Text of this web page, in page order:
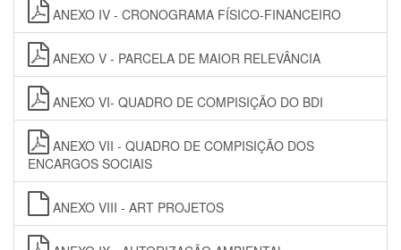
ANEXO IV - CRONOGRAMA FÍSICO-FINANCEIRO
ANEXO V - PARCELA DE MAIOR RELEVÂNCIA
ANEXO VI- QUADRO DE COMPISIÇÃO DO BDI
ANEXO VII - QUADRO DE COMPISIÇÃO DOS
ENCARGOS SOCIAIS
ANEXO VIII - ART PROJETOS